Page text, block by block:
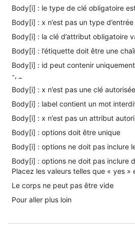
Body[i] : le type de clé obligatoire
Body[i] : x n’est pas un type
Body[i] : la clé d’attribut obligatoire
Body[i] : l’étiquette doit être une
Body[i] : id peut contenir
-, _
Body[i] : x n’est pas une clé autorisée
Body[i] : label contient un mot
Body[i] : x n’est pas un attribut
Body[i] : options doit être unique
Body[i] : options ne doit pas inclure
Body[i] : options ne doit pas inclure
Placez les valeurs telles que « yes
Le corps ne peut pas être vide
Pour aller plus loin